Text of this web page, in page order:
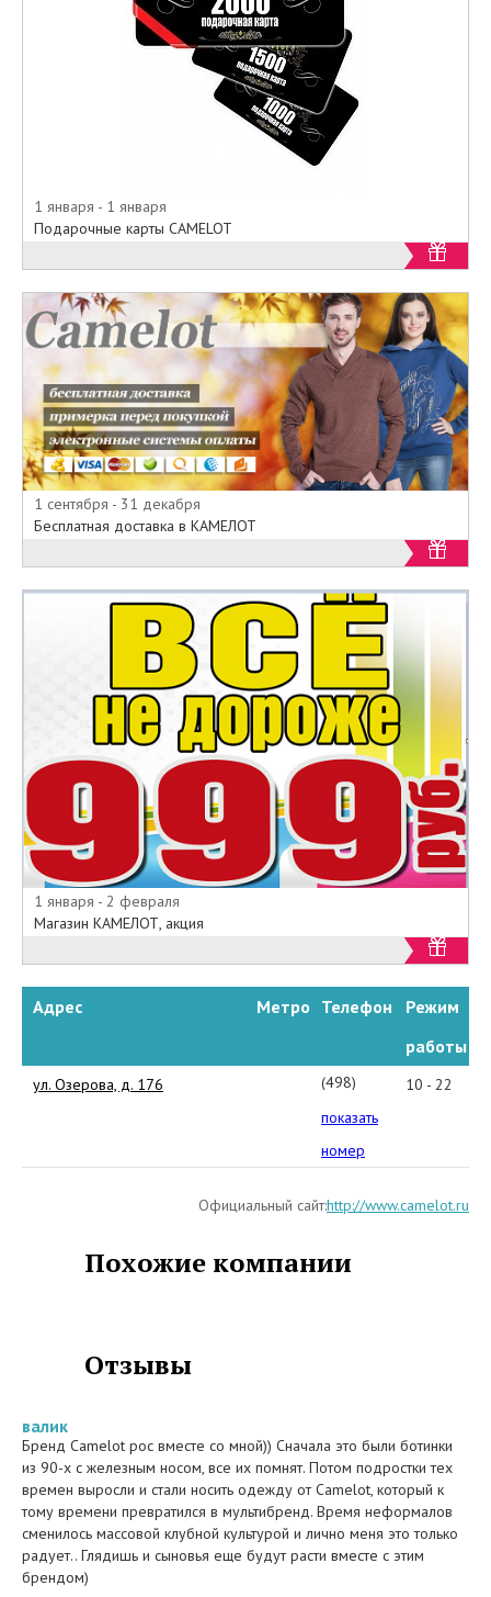
моделей одежды и
разнообразных украшений
привлечёт внимание любого
1 января - 1 января
Подарочные карты CAMELOT
1 сентября - 31 декабря
Бесплатная доставка в КАМЕЛОТ
1 января - 2 февраля
Магазин КАМЕЛОТ, акция
Адрес Метро Телефон
Режим
работы
ул. Озерова, д. 176
(498)
664-
46-
показать
номер
10 - 22
Официальный сайт:http://www.camelot.ru
Похожие компании
Отзывы
валик
Бренд Camelot рос вместе со мной)) Сначала это были ботинки
из 90-х с железным носом, все их помнят. Потом подростки тех
времен выросли и стали носить одежду от Camelot, который к
тому времени превратился в мультибренд. Время неформалов
сменилось массовой клубной культурой и лично меня это только
радует.. Глядишь и сыновья еще будут расти вместе с этим
брендом)